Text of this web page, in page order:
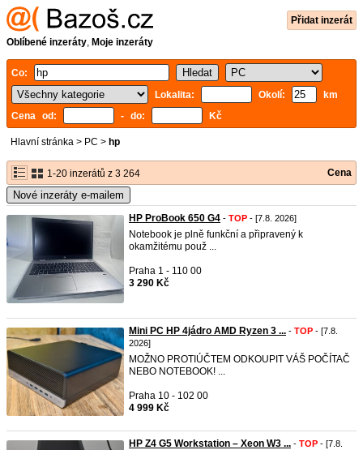
Přidat inzerát
Oblíbené inzeráty, Moje inzeráty
Co:
Lokalita:
Okolí:
km
Cena od:
- do: Kč
Hlavní stránka > PC > hp
1-20 inzerátů z 3 264 Cena
Nové inzeráty e-mailem
HP ProBook 650 G4 - TOP - [7.8. 2026]
Notebook je plně funkční a připravený k
okamžitému použ ...
Praha 1 - 110 00
3 290 Kč
Mini PC HP 4jádro AMD Ryzen 3 ... - TOP - [7.8.
2026]
MOŽNO PROTIÚČTEM ODKOUPIT VÁŠ POČÍTAČ
NEBO NOTEBOOK! ...
Praha 10 - 102 00
4 999 Kč
HP Z4 G5 Workstation – Xeon W3 ... - TOP - [7.8.